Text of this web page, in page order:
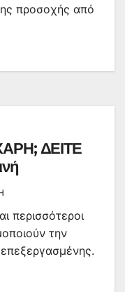
προσοχής από
ΔΕΙΤΕ
περισσότεροι
την